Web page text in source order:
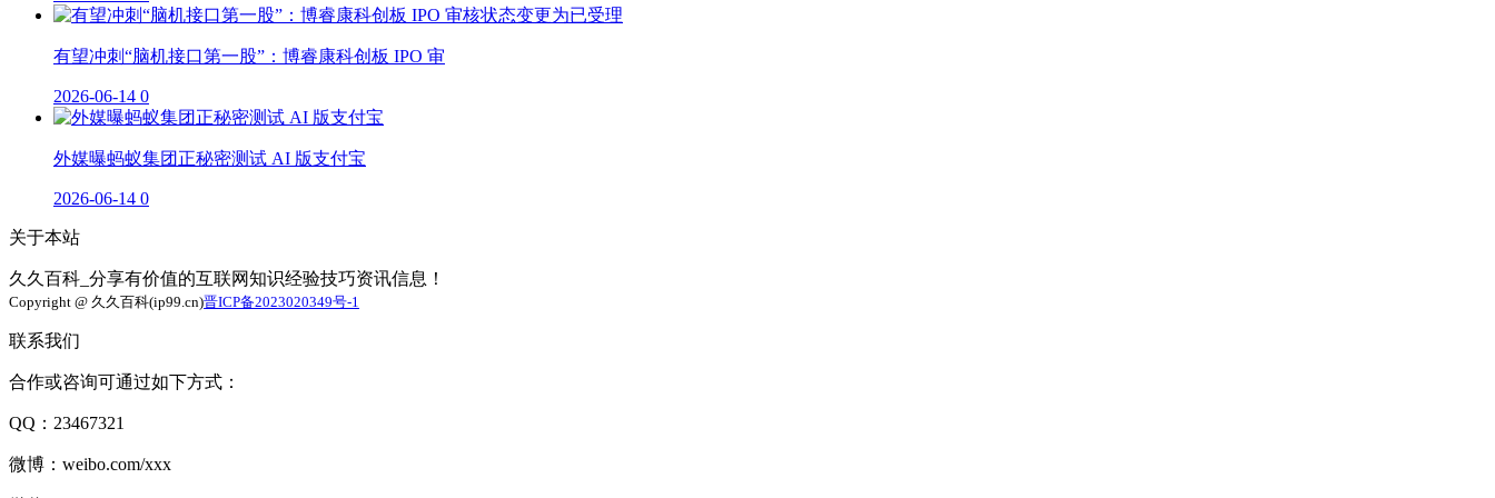
有望冲刺“脑机接口第一股”：博睿康科创板 IPO 审
2026-06-14 0
外媒曝蚂蚁集团正秘密测试 AI 版支付宝
2026-06-14 0
关于本站
久久百科_分享有价值的互联网知识经验技巧资讯信息！
Copyright @ 久久百科(ip99.cn)晋ICP备2023020349号-1
联系我们
合作或咨询可通过如下方式：
QQ：23467321
微博：weibo.com/xxx